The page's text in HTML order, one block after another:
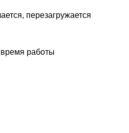
перезагружается
время работы